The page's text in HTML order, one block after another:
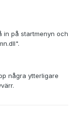
in på startmenyn och
några ytterligare